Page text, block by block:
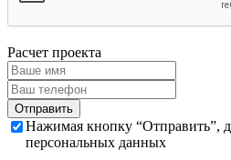
Расчет проекта
Нажимая кнопку “Отправить”,
персональных данных